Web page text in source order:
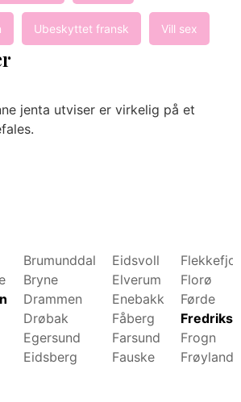
Ubeskyttet fransk Vill sex
jenta utviser er virkelig på et
Brumunddal
Bryne
Drammen
Drøbak
Egersund
Eidsberg
Eidsvoll
Elverum
Enebakk
Fåberg
Farsund
Fauske
Florø
Førde
Frogn
Frøyland